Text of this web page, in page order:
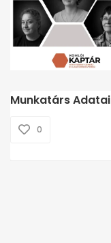
Munkatárs Adatai
0